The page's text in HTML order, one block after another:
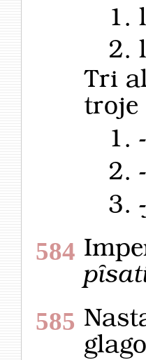
1.
2.
Tri
troje
1.
2.
3.
584
585